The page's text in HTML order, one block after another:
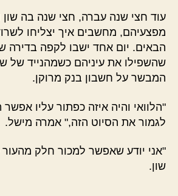
עוד חצי שנה עברה, חצי שנה בה שון
מפצעיהם, מחשבים איך יצליחו
הבאים. יום אחד ישבו לקפה בדירה
שהשפילו את עיניהם כשמהנייד של
המבשר על חשבון בנק מרוקן.
"הלוואי והיה איזה כפתור עליו אפשר
לגמור את הסיוט הזה," אמרה מישל.
"אני יודע שאפשר למכור חלק
שון.